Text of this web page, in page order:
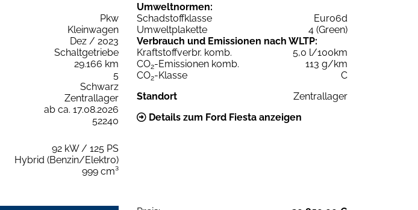
Pkw
Kleinwagen
Dez / 2023
Schaltgetriebe
29.166 km
5
Schwarz
Zentrallager
ab ca. 17.08.2026
52240
92 kW / 125 PS
Hybrid (Benzin/Elektro)
999 cm³
Umweltnormen:
Schadstoffklasse
Euro6d
Umweltplakette
4 (Green)
Verbrauch und Emissionen nach WLTP:
Kraftstoffverbr. komb.
5,0 l/100km
CO2-Emissionen komb.
113 g/km
CO2-Klasse
C
Standort
Zentrallager
Details zum Ford Fiesta anzeigen